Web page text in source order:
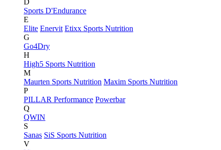
D
Sports D'Endurance
E
Elite Enervit Etixx Sports Nutrition
G
Go4Dry
H
High5 Sports Nutrition
M
Maurten Sports Nutrition Maxim Sports Nutrition
P
PILLAR Performance Powerbar
Q
QWIN
S
Sanas SiS Sports Nutrition
V